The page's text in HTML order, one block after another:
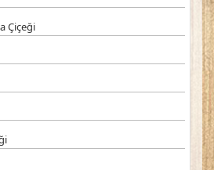
Çiçeği